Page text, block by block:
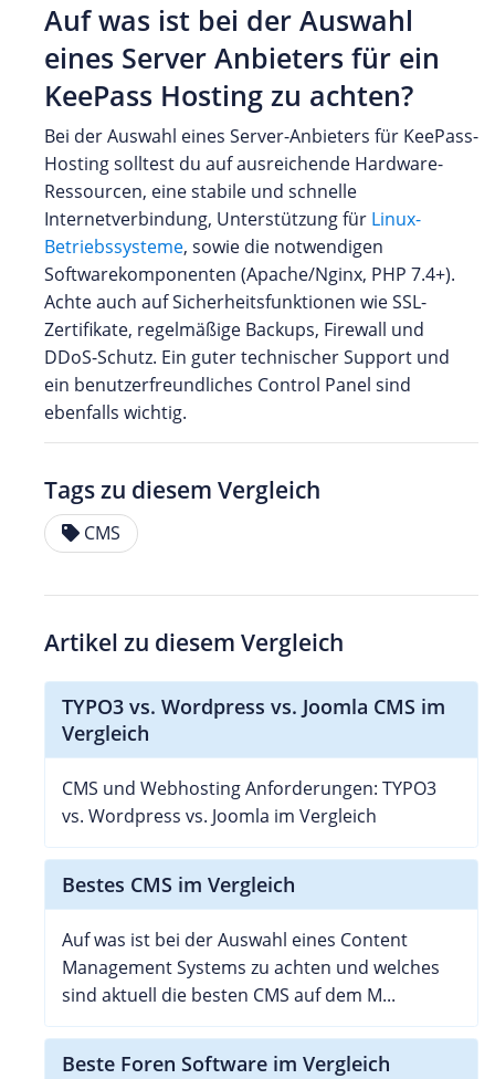
Auf was ist bei der Auswahl
eines Server Anbieters für ein
KeePass Hosting zu achten?
Bei der Auswahl eines Server-Anbieters für KeePass-
Hosting solltest du auf ausreichende Hardware-
Ressourcen, eine stabile und schnelle
Internetverbindung, Unterstützung für Linux-
Betriebssysteme, sowie die notwendigen
Softwarekomponenten (Apache/Nginx, PHP 7.4+).
Achte auch auf Sicherheitsfunktionen wie SSL-
Zertifikate, regelmäßige Backups, Firewall und
DDoS-Schutz. Ein guter technischer Support und
ein benutzerfreundliches Control Panel sind
ebenfalls wichtig.
Tags zu diesem Vergleich
CMS
Artikel zu diesem Vergleich
TYPO3 vs. Wordpress vs. Joomla CMS im
Vergleich
CMS und Webhosting Anforderungen: TYPO3
vs. Wordpress vs. Joomla im Vergleich
Bestes CMS im Vergleich
Auf was ist bei der Auswahl eines Content
Management Systems zu achten und welches
sind aktuell die besten CMS auf dem M...
Beste Foren Software im Vergleich